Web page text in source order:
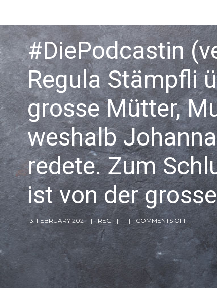
#DiePodcastin
Regula Stämpfli
grosse Mütter,
weshalb
redete. Zum
ist von der
13. FEBRUARY 2021 REG COMMENTS OFF